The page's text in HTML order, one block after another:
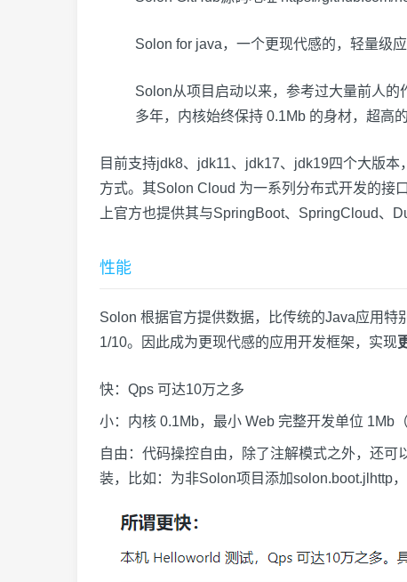
Solon for java，一个更现代感的，轻量级应
Solon从项目启动以来，参考过大量前人
多年，内核始终保持 0.1Mb 的身材，超高
目前支持jdk8、jdk11、jdk17、jdk19四个大版
方式。其Solon Cloud 为一系列分布式开发的接
上官方也提供其与SpringBoot、SpringCloud、
性能
Solon 根据官方提供数据，比传统的Java应用特
1/10。因此成为更现代感的应用开发框架，实现
快：Qps 可达10万之多
小：内核 0.1Mb，最小 Web 完整开发单位 1Mb
自由：代码操控自由，除了注解模式之外，还
装，比如：为非Solon项目添加solon.boot.jlhttp